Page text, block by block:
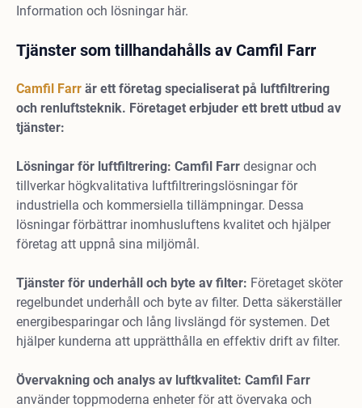
Information och lösningar här.
Tjänster som tillhandahålls av Camfil Farr
Camfil Farr är ett företag specialiserat på luftfiltrering
och renluftsteknik. Företaget erbjuder ett brett utbud av
tjänster:
Lösningar för luftfiltrering: Camfil Farr designar och
tillverkar högkvalitativa luftfiltreringslösningar för
industriella och kommersiella tillämpningar. Dessa
lösningar förbättrar inomhusluftens kvalitet och hjälper
företag att uppnå sina miljömål.
Tjänster för underhåll och byte av filter: Företaget sköter
regelbundet underhåll och byte av filter. Detta säkerställer
energibesparingar och lång livslängd för systemen. Det
hjälper kunderna att upprätthålla en effektiv drift av filter.
Övervakning och analys av luftkvalitet: Camfil Farr
använder toppmoderna enheter för att övervaka och